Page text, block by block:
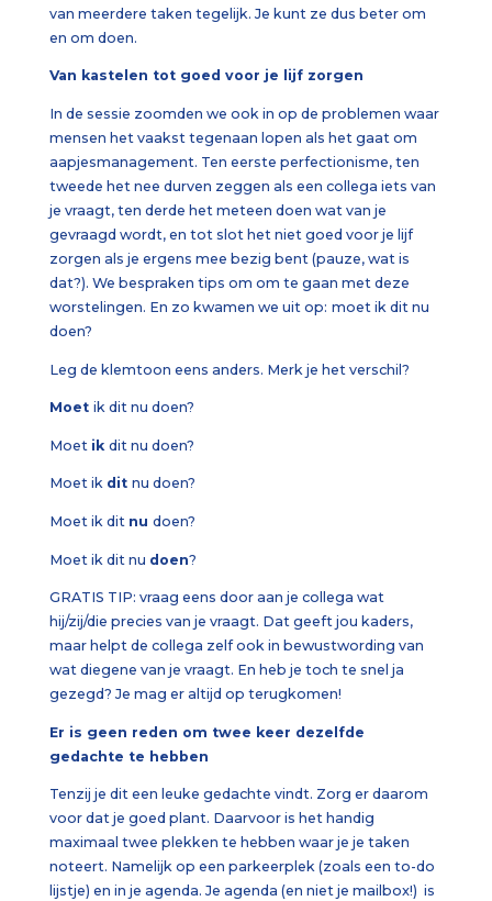
van meerdere taken tegelijk. Je kunt ze dus beter om
en om doen.
Van kastelen tot goed voor je lijf zorgen
In de sessie zoomden we ook in op de problemen waar
mensen het vaakst tegenaan lopen als het gaat om
aapjesmanagement. Ten eerste perfectionisme, ten
tweede het nee durven zeggen als een collega iets van
je vraagt, ten derde het meteen doen wat van je
gevraagd wordt, en tot slot het niet goed voor je lijf
zorgen als je ergens mee bezig bent (pauze, wat is
dat?). We bespraken tips om om te gaan met deze
worstelingen. En zo kwamen we uit op: moet ik dit nu
doen?
Leg de klemtoon eens anders. Merk je het verschil?
Moet ik dit nu doen?
Moet ik dit nu doen?
Moet ik dit nu doen?
Moet ik dit nu doen?
Moet ik dit nu doen?
GRATIS TIP: vraag eens door aan je collega wat
hij/zij/die precies van je vraagt. Dat geeft jou kaders,
maar helpt de collega zelf ook in bewustwording van
wat diegene van je vraagt. En heb je toch te snel ja
gezegd? Je mag er altijd op terugkomen!
Er is geen reden om twee keer dezelfde
gedachte te hebben
Tenzij je dit een leuke gedachte vindt. Zorg er daarom
voor dat je goed plant. Daarvoor is het handig
maximaal twee plekken te hebben waar je je taken
noteert. Namelijk op een parkeerplek (zoals een to-do
lijstje) en in je agenda. Je agenda (en niet je mailbox!) is